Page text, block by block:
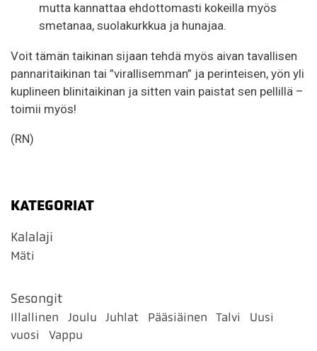
mutta kannattaa ehdottomasti kokeilla myös
smetanaa, suolakurkkua ja hunajaa.
Voit tämän taikinan sijaan tehdä myös aivan tavallisen
pannaritaikinan tai ”virallisemman” ja perinteisen, yön yli
kuplineen blinitaikinan ja sitten vain paistat sen pellillä –
toimii myös!
(RN)
KATEGORIAT
Kalalaji
Mäti
Sesongit
Illallinen Joulu Juhlat Pääsiäinen Talvi
Uusi
vuosi
Vappu